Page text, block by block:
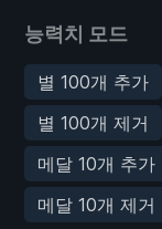
능력치 모드
별 100개 추가
별 100개 제거
메달 10개 추가
메달 10개 제거